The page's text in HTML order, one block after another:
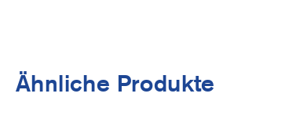
Ähnliche Produkte